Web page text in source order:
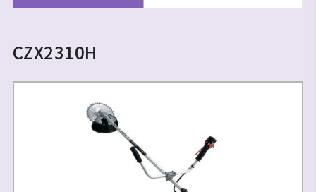
CZX2310H